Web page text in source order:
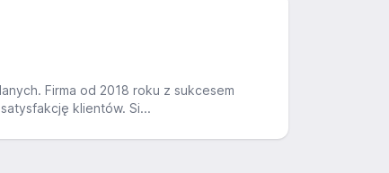
Firma od 2018 roku z sukcesem
klientów. Si...